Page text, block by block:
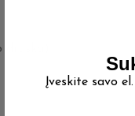
Įveskite savo